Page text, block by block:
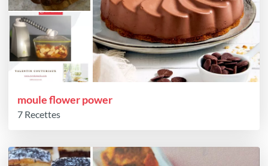
moule flower power
7 Recettes